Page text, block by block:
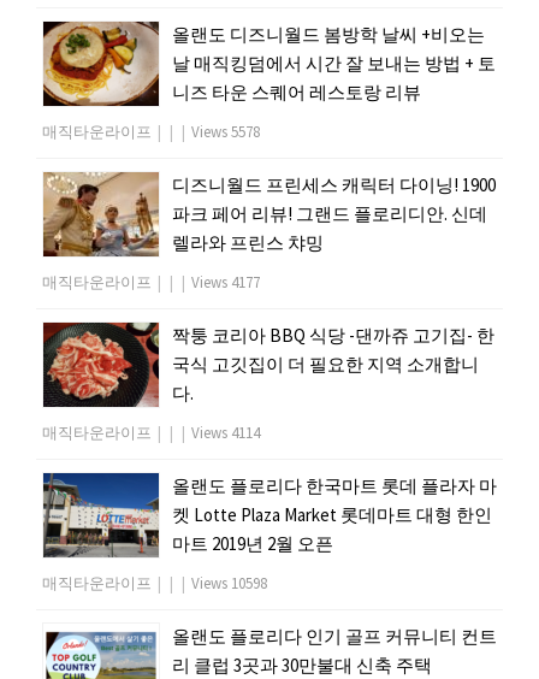
올랜도 디즈니월드 봄방학 날씨 +비오는
날 매직킹덤에서 시간 잘 보내는 방법 + 토
니즈 타운 스퀘어 레스토랑 리뷰
매직타운라이프 | | | Views 5578
디즈니월드 프린세스 캐릭터 다이닝! 1900
파크 페어 리뷰! 그랜드 플로리디안. 신데
렐라와 프린스 챠밍
매직타운라이프 | | | Views 4177
짝퉁 코리아 BBQ 식당 -댄까쥬 고기집- 한
국식 고깃집이 더 필요한 지역 소개합니
다.
매직타운라이프 | | | Views 4114
올랜도 플로리다 한국마트 롯데 플라자 마
켓 Lotte Plaza Market 롯데마트 대형 한인
마트 2019년 2월 오픈
매직타운라이프 | | | Views 10598
올랜도 플로리다 인기 골프 커뮤니티 컨트
리 클럽 3곳과 30만불대 신축 주택